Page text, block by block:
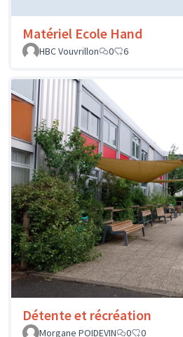
Matériel Ecole Hand
HBC Vouvrillon
0 6
Détente et récréation
Morgane POIDEVIN
0 0